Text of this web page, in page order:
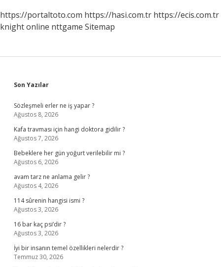
https://portaltoto.com https://hasi.com.tr https://ecis.com.tr
knight online nttgame Sitemap
Sidebar
Son Yazılar
Sözleşmeli erler ne iş yapar ?
Ağustos 8, 2026
Kafa travması için hangi doktora gidilir ?
Ağustos 7, 2026
Bebeklere her gün yoğurt verilebilir mi ?
Ağustos 6, 2026
avam tarz ne anlama gelir ?
Ağustos 4, 2026
114 sûrenin hangisi ismi ?
Ağustos 3, 2026
16 bar kaç psi’dir ?
Ağustos 3, 2026
İyi bir insanın temel özellikleri nelerdir ?
Temmuz 30, 2026